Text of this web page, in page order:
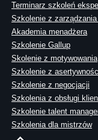
Terminarz szkoleń
Szkolenie z zarządzania
Akademia menadżera
Szkolenie Gallup
Skolenie z motywowania
Szkolenie z
Szkolenie z negocjacji
Szkolenia z obsługi
Szkolenie talent
Szkolenia dla mistrzów